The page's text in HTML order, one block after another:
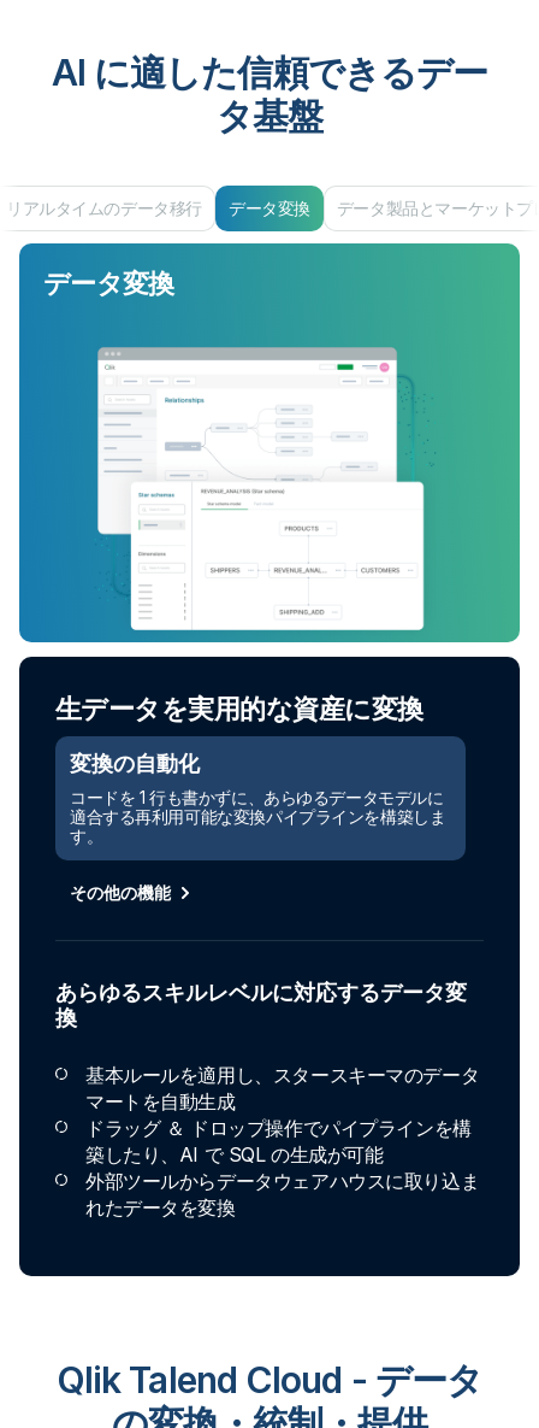
AI に適した信頼できるデー
タ基盤
リアルタイムのデータ移行 データ変換 データ製品とマーケットプ
データ変換
生データを実用的な資産に変換
変換の自動化
コードを 1 行も書かずに、あらゆるデータモデルに
適合する再利用可能な変換パイプラインを構築しま
す。
その他の機能
あらゆるスキルレベルに対応するデータ変
換
基本ルールを適用し、スタースキーマのデータ
マートを自動生成
ドラッグ ＆ ドロップ操作でパイプラインを構
築したり、AI で SQL の生成が可能
外部ツールからデータウェアハウスに取り込ま
れたデータを変換
Qlik Talend Cloud - データ